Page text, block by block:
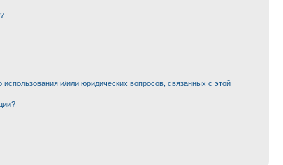
и/или юридических вопросов, связанных с этой